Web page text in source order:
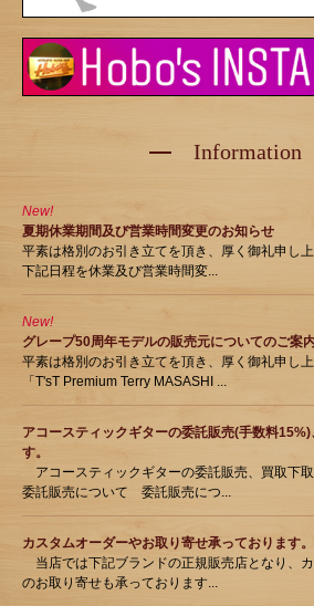
Information
New!
夏期休業期間及び営業時間変更のお知らせ
平素は格別のお引き立てを頂き、厚く御礼申し
下記日程を休業及び営業時間変...
New!
グレープ50周年モデルの販売元についてのご案
平素は格別のお引き立てを頂き、厚く御礼申し
「T'sT Premium Terry MASASHI ...
アコースティックギターの委託販売(手数料
す。
アコースティックギターの委託販売、買取下
委託販売について 委託販売につ...
カスタムオーダーやお取り寄せ承っております。
当店では下記ブランドの正規販売店となり、
のお取り寄せも承っております...